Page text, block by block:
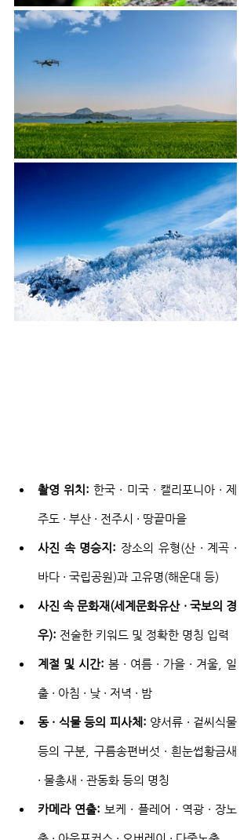
촬영 위치: 한국 · 미국 · 캘리포니아 · 제
주도 · 부산 · 전주시 · 땅끝마을
사진 속 명승지: 장소의 유형(산 · 계곡 ·
바다 · 국립공원)과 고유명(해운대 등)
사진 속 문화재(세계문화유산 · 국보의 경
우): 전술한 키워드 및 정확한 명칭 입력
계절 및 시간: 봄 · 여름 · 가을 · 겨울, 일
출 · 아침 · 낮 · 저녁 · 밤
동 · 식물 등의 피사체: 양서류 · 겉씨식물
등의 구분, 구름송편버섯 · 흰눈썹황금새
· 물총새 · 관동화 등의 명칭
카메라 연출: 보케 · 플레어 · 역광 · 장노